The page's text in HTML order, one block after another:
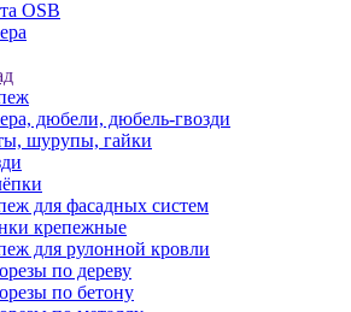
OSB
дюбели, дюбель-гвозди
шурупы, гайки
для фасадных систем
крепежные
для рулонной кровли
по дереву
по бетону